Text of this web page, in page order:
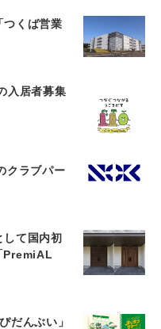
つくば営業
入居者募集
クラブパー
して国内初
PremiAL
だんぶい」